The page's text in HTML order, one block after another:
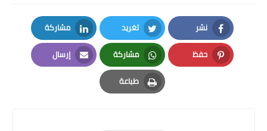
نشر
Facebook
تغريد
Twitter
مشاركة
LinkedIn
حفظ
Pinterest
مشاركة
Whatsapp
إرسال
Email
طباعة
Print